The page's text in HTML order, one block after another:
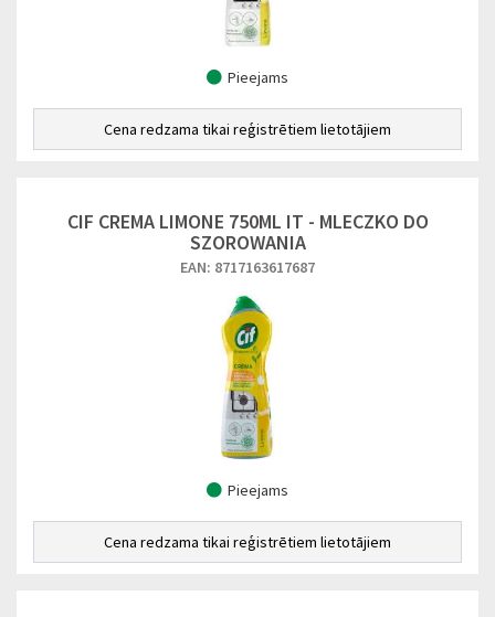
Pieejams
Cena redzama tikai reģistrētiem lietotājiem
CIF CREMA LIMONE 750ML IT - MLECZKO DO
SZOROWANIA
EAN: 8717163617687
Pieejams
Cena redzama tikai reģistrētiem lietotājiem